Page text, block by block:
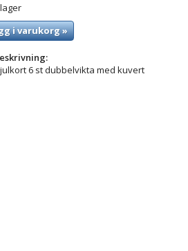
i varukorg »
6 st dubbelvikta med kuvert